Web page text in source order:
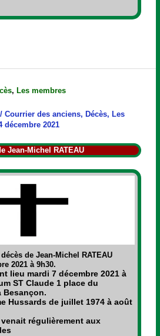
,Les membres
/Courrier des anciens,Décès,Les
décembre 2021
Jean-Michel RATEAU
de Jean-Michel RATEAU
2021 à 9h30.
lieu mardi 7 décembre 2021 à
ST Claude 1 place du
Besançon.
Hussards de juillet 1974 à août
régulièrement aux